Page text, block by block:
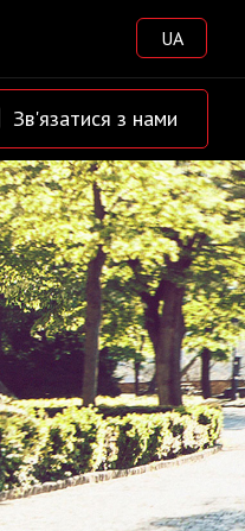
UA
Зв'язатися з нами